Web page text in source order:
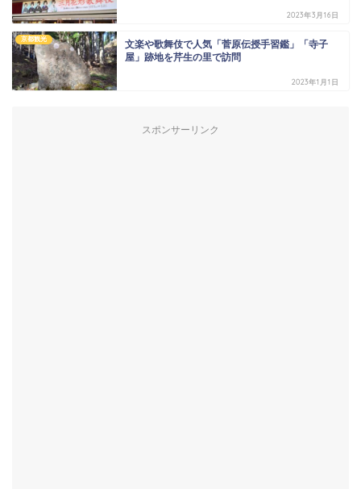
2023年3月16日
京都観光
文楽や歌舞伎で人気「菅原伝授手習鑑」「寺子
屋」跡地を芹生の里で訪問
2023年1月1日
スポンサーリンク